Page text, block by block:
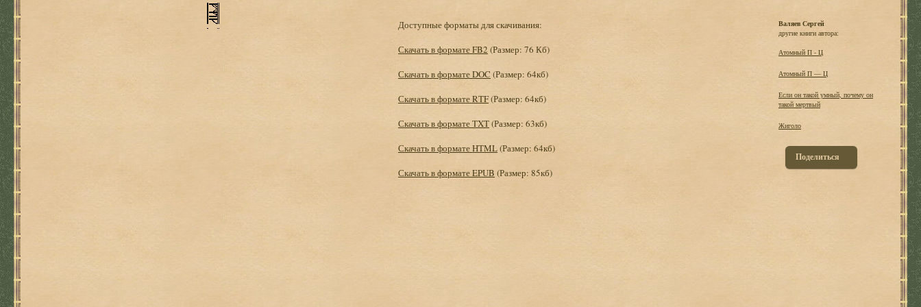
Доступные форматы для скачивания:
Скачать в формате FB2 (Размер: 76 Кб)
Скачать в формате DOC (Размер: 64кб)
Скачать в формате RTF(Размер: 64кб)
Скачать в формате TXT(Размер: 63кб)
Скачать в формате HTML(Размер: 64кб)
Скачать в формате EPUB (Размер: 85кб)
Валяев Сергей
другие книги автора:
Атомный П - Ц
Атомный П — Ц
Если он такой умный, почему он
такой мертвый
Жиголо
Поделиться